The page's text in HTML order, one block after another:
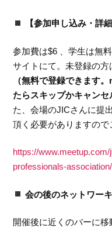
【参加申し込み・詳細
参加費は$6 、学生は無
サイトにて。未登録の方
（無料で登録できます
たらスキップかキャンセ
た、会場のJICさんに提
頂く必要がありますので
https://
professionals-
会の後のネットワー
開催後に近くのバーに